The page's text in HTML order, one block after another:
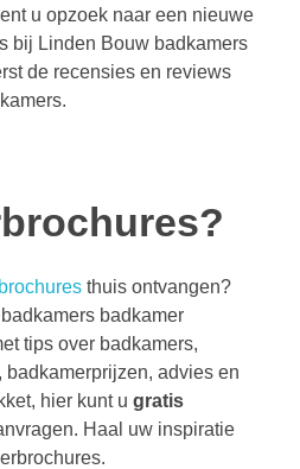
u opzoek naar een nieuwe
bij Linden Bouw badkamers
de recensies en reviews
thuis ontvangen?
badkamer
tips over badkamers,
advies en
hier kunt u gratis
Haal uw inspiratie